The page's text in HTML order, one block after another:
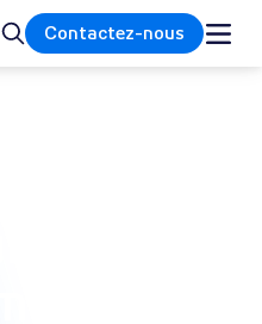
Rechercher
Contactez-nous